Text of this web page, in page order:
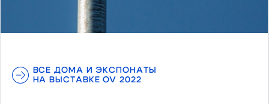
ВСЕ ДОМА И ЭКСПОНАТЫ
НА ВЫСТАВКЕ OV 2022